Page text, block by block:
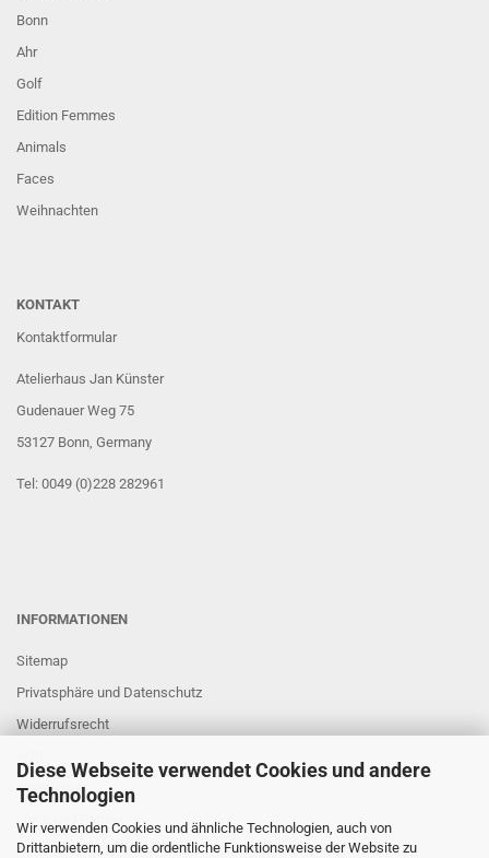
Diese Webseite verwendet Cookies und andere
Technologien
Wir verwenden Cookies und ähnliche Technologien, auch von
Drittanbietern, um die ordentliche Funktionsweise der Website zu
Bonn
Ahr
Golf
Edition Femmes
Animals
Faces
Weihnachten
KONTAKT
Kontaktformular
Atelierhaus Jan Künster
Gudenauer Weg 75
53127 Bonn, Germany
Tel: 0049 (0)228 282961
INFORMATIONEN
Sitemap
Privatsphäre und Datenschutz
Widerrufsrecht
Impressum
Links und Partner